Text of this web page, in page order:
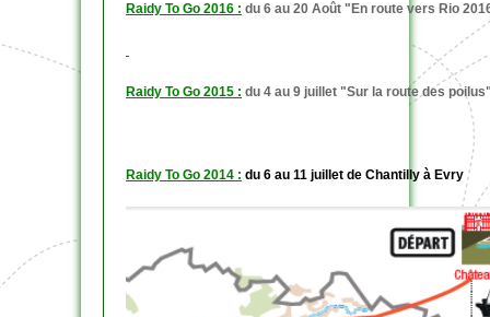
Raidy To Go 2016 : du 6 au 20 Août "En route vers Rio
Raidy To Go 2015 : du 4 au 9 juillet "Sur la route des
Raidy To Go 2014 : du 6 au 11 juillet de Chantilly à Evry